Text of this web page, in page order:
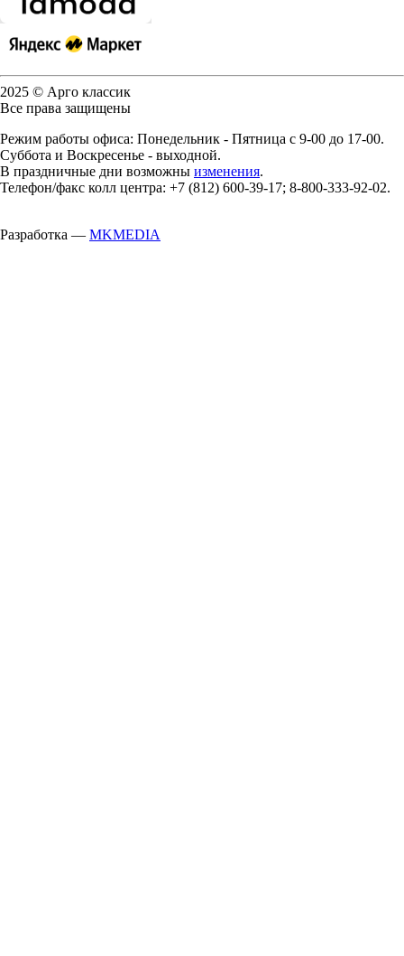
2025 © Арго классик
Все права защищены
Режим работы офиса: Понедельник - Пятница с 9-00 до 17-00.
Суббота и Воскресенье - выходной.
В праздничные дни возможны изменения.
Телефон/факс колл центра: +7 (812) 600-39-17; 8-800-333-92-02.
Разработка — MKMEDIA